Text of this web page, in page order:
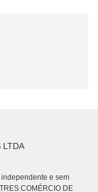
LTDA
independente e sem
COMÉRCIO DE